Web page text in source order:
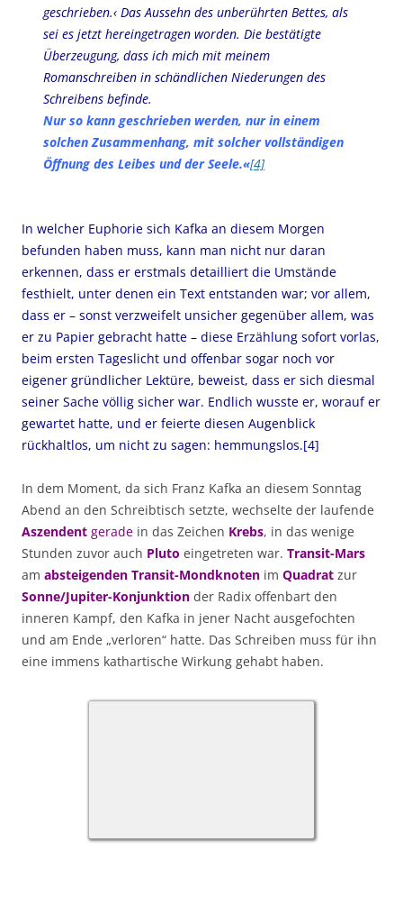
geschrieben.‹ Das Aussehn des unberührten Bettes, als
sei es jetzt hereingetragen worden. Die bestätigte
Überzeugung, dass ich mich mit meinem
Romanschreiben in schändlichen Niederungen des
Schreibens befinde.
Nur so kann geschrieben werden, nur in einem
solchen Zusammenhang, mit solcher vollständigen
Öffnung des Leibes und der Seele.«[4]
In welcher Euphorie sich Kafka an diesem Morgen
befunden haben muss, kann man nicht nur daran
erkennen, dass er erstmals detailliert die Umstände
festhielt, unter denen ein Text entstanden war; vor allem,
dass er – sonst verzweifelt unsicher gegenüber allem, was
er zu Papier gebracht hatte – diese Erzählung sofort vorlas,
beim ersten Tageslicht und offenbar sogar noch vor
eigener gründlicher Lektüre, beweist, dass er sich diesmal
seiner Sache völlig sicher war. Endlich wusste er, worauf er
gewartet hatte, und er feierte diesen Augenblick
rückhaltlos, um nicht zu sagen: hemmungslos.[4]
In dem Moment, da sich Franz Kafka an diesem Sonntag
Abend an den Schreibtisch setzte, wechselte der laufende
Aszendent gerade in das Zeichen Krebs, in das wenige
Stunden zuvor auch Pluto eingetreten war. Transit-Mars
am absteigenden Transit-Mondknoten im Quadrat zur
Sonne/Jupiter-Konjunktion der Radix offenbart den
inneren Kampf, den Kafka in jener Nacht ausgefochten
und am Ende „verloren“ hatte. Das Schreiben muss für ihn
eine immens kathartische Wirkung gehabt haben.